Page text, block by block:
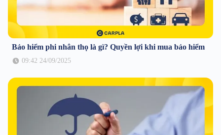
Bảo hiểm phi nhân thọ là gì? Quyền lợi khi mua bảo hiểm
09:42 24/09/2025